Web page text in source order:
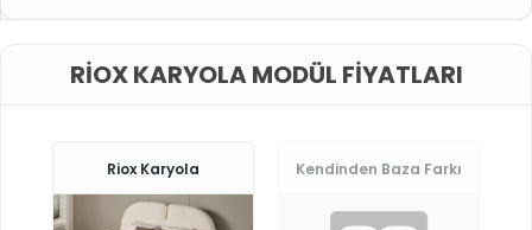
RIOX KARYOLA MODÜL FIYATLARI
Riox Karyola Kendinden Baza Farkı